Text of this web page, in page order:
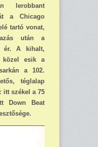
lerobbant
a Chicago
tartó vonat,
után a
ér. A kihalt,
közel esik a
a 102.
téglalap
itt székel a 75
Down Beat